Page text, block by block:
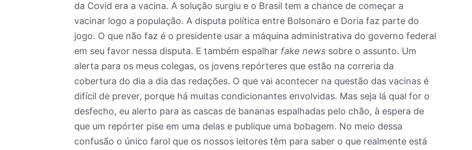
da Covid era a vacina. A solução surgiu e o Brasil tem a chance de começar a
vacinar logo a população. A disputa política entre Bolsonaro e Doria faz parte do
jogo. O que não faz é o presidente usar a máquina administrativa do governo federal
em seu favor nessa disputa. E também espalhar fake news sobre o assunto. Um
alerta para os meus colegas, os jovens repórteres que estão na correria da
cobertura do dia a dia das redações. O que vai acontecer na questão das vacinas é
difícil de prever, porque há muitas condicionantes envolvidas. Mas seja lá qual for o
desfecho, eu alerto para as cascas de bananas espalhadas pelo chão, à espera de
que um repórter pise em uma delas e publique uma bobagem. No meio dessa
confusão o único farol que os nossos leitores têm para saber o que realmente está